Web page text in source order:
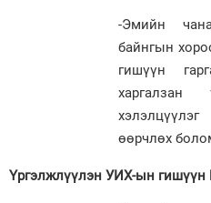
-Эмийн
байнгын
гишүүн
өөрчлөх
Үргэлжлүүлэн УИХ-ын гишүүн